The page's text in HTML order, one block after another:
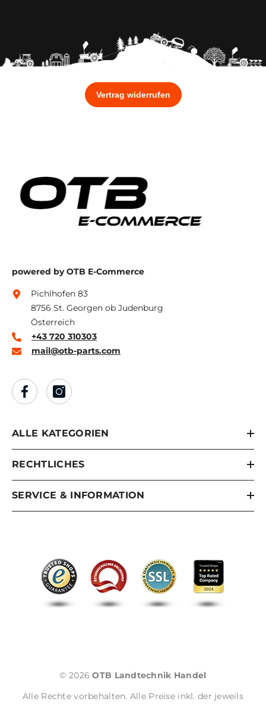
powered by OTB E-Commerce
Pichlhofen 83
8756 St. Georgen ob Judenburg
Österreich
+43 720 310303
mail@otb-parts.com
ALLE KATEGORIEN
RECHTLICHES
SERVICE & INFORMATION
© 2026OTB Landtechnik Handel
Alle Rechte vorbehalten. Alle Preise inkl. der jeweils